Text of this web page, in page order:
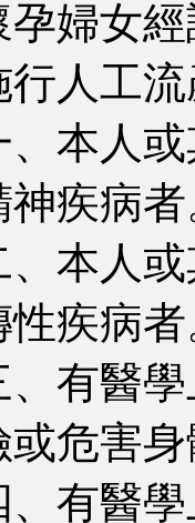
孕婦女
人工流
人或
疾病者
人或
疾病者
醫學
或危害
醫學